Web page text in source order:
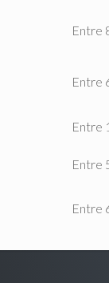
Entre
Entre
Entre
Entre
Entre